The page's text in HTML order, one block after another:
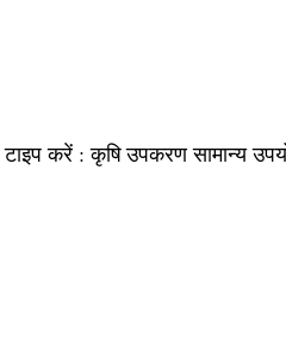
टाइप करें :कृषि उपकरण सामान्य